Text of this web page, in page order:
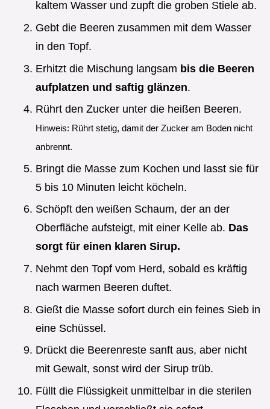
kaltem Wasser und zupft die groben Stiele ab.
Gebt die Beeren zusammen mit dem Wasser
in den Topf.
Erhitzt die Mischung langsam bis die Beeren
aufplatzen und saftig glänzen.
Rührt den Zucker unter die heißen Beeren.
Hinweis: Rührt stetig, damit der Zucker am Boden nicht
anbrennt.
Bringt die Masse zum Kochen und lasst sie für
5 bis 10 Minuten leicht köcheln.
Schöpft den weißen Schaum, der an der
Oberfläche aufsteigt, mit einer Kelle ab. Das
sorgt für einen klaren Sirup.
Nehmt den Topf vom Herd, sobald es kräftig
nach warmen Beeren duftet.
Gießt die Masse sofort durch ein feines Sieb in
eine Schüssel.
Drückt die Beerenreste sanft aus, aber nicht
mit Gewalt, sonst wird der Sirup trüb.
Füllt die Flüssigkeit unmittelbar in die sterilen